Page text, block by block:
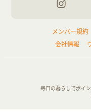
メンバー規約
会社情報
毎日の暮らしでポイ